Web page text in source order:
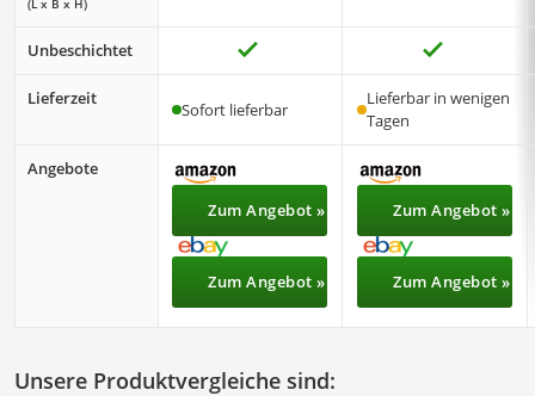
(L x B x H)
Unbeschichtet
Lieferzeit
Sofort lieferbar
Lieferbar in wenigen
Tagen
Angebote
Zum Angebot »
Zum Angebot »
Zum Angebot »
Zum Angebot »
Unsere Produktvergleiche sind: